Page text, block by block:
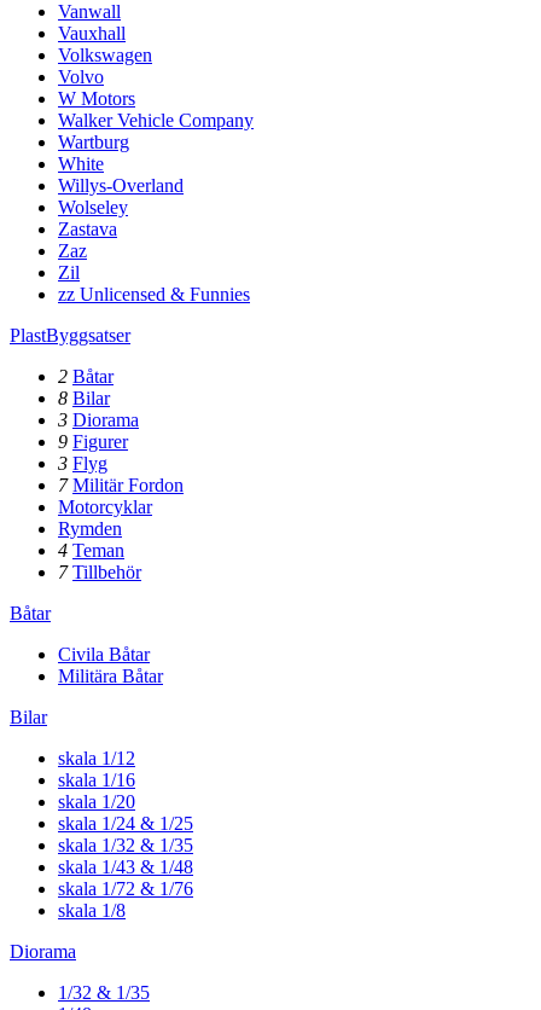
Vanwall
Vauxhall
Volkswagen
Volvo
W Motors
Walker Vehicle Company
Wartburg
White
Willys-Overland
Wolseley
Zastava
Zaz
Zil
zz Unlicensed & Funnies
PlastByggsatser
2 Båtar
8 Bilar
3 Diorama
9 Figurer
3 Flyg
7 Militär Fordon
Motorcyklar
Rymden
4 Teman
7 Tillbehör
Båtar
Civila Båtar
Militära Båtar
Bilar
skala 1/12
skala 1/16
skala 1/20
skala 1/24 & 1/25
skala 1/32 & 1/35
skala 1/43 & 1/48
skala 1/72 & 1/76
skala 1/8
Diorama
1/32 & 1/35